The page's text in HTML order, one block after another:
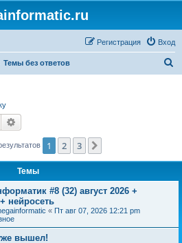
Вход
Регистрация
Темы без ответов
Поиск
1 2 3
Темы
#8 (32) август 2026 +
нейросеть
« Пт авг 07, 2026 12:21 pm
вышел!